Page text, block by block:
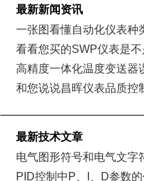
最新新闻资讯
一张图看懂自动化仪表种
看看您买的SWP仪表是
高精度一体化温度变送器
和您说说昌晖仪表品质控
最新技术文章
电气图形符号和电气文字
PID控制中P、I、D参数